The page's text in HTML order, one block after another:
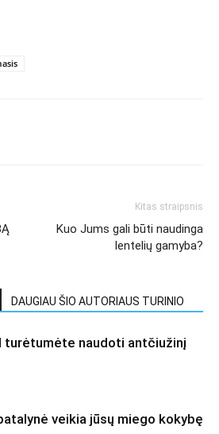
Kitas straipsnis
Kuo Jums gali būti naudinga
lentelių gamyba?
DAUGIAU ŠIO AUTORIAUS TURINIO
turėtumėte naudoti antčiužinį
veikia jūsų miego kokybę